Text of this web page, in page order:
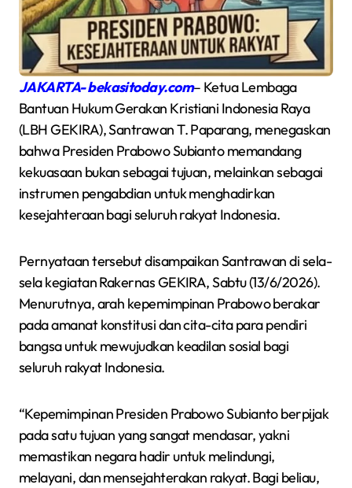
JAKARTA- bekasitoday.com– Ketua Lembaga
Bantuan Hukum Gerakan Kristiani Indonesia Raya
(LBH GEKIRA), Santrawan T. Paparang, menegaskan
bahwa Presiden Prabowo Subianto memandang
kekuasaan bukan sebagai tujuan, melainkan sebagai
instrumen pengabdian untuk menghadirkan
kesejahteraan bagi seluruh rakyat Indonesia.
Pernyataan tersebut disampaikan Santrawan di sela-
sela kegiatan Rakernas GEKIRA, Sabtu (13/6/2026).
Menurutnya, arah kepemimpinan Prabowo berakar
pada amanat konstitusi dan cita-cita para pendiri
bangsa untuk mewujudkan keadilan sosial bagi
seluruh rakyat Indonesia.
“Kepemimpinan Presiden Prabowo Subianto berpijak
pada satu tujuan yang sangat mendasar, yakni
memastikan negara hadir untuk melindungi,
melayani, dan mensejahterakan rakyat. Bagi beliau,